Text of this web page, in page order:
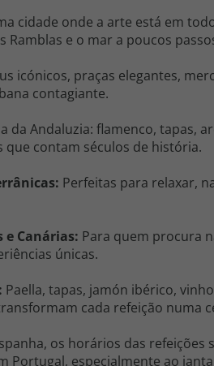
cidade onde a arte está em
Ramblas e o mar a poucos
icónicos, praças elegantes,
contagiante.
da Andaluzia: flamenco, tapas,
que contam séculos de história.
Perfeitas para relaxar,
e Canárias: Para quem procura
únicas.
Paella, tapas, jamón ibérico,
cada refeição numa
os horários das refeições
Portugal, especialmente ao